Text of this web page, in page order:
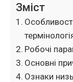
Зміст
Робочі
Основні
Ознаки